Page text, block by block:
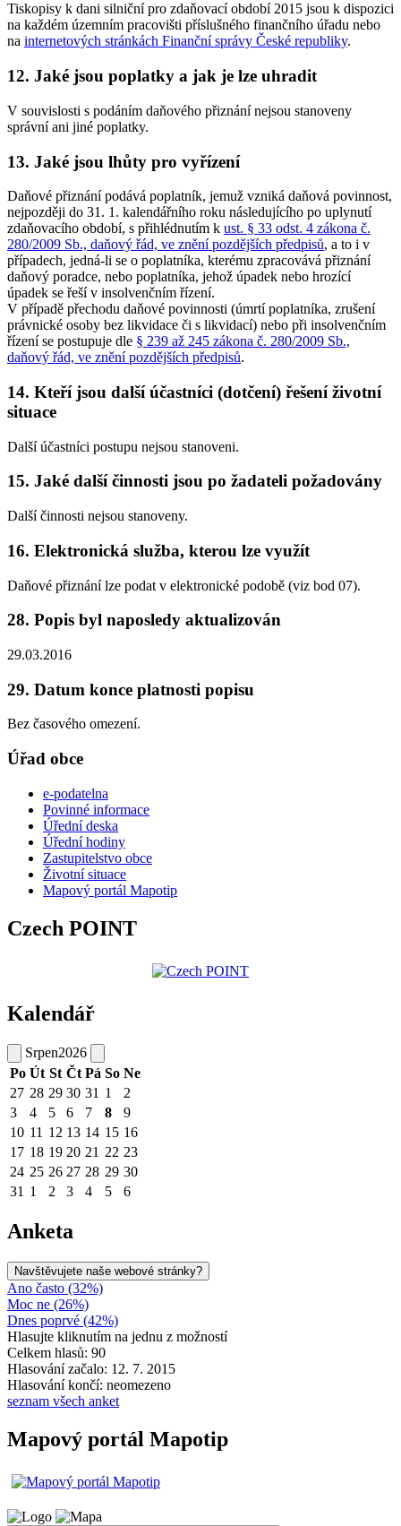
Tiskopisy k dani silniční pro zdaňovací období 2015 jsou k dispozici
na každém územním pracovišti příslušného finančního úřadu nebo
na internetových stránkách Finanční správy České republiky.
12. Jaké jsou poplatky a jak je lze uhradit
V souvislosti s podáním daňového přiznání nejsou stanoveny
správní ani jiné poplatky.
13. Jaké jsou lhůty pro vyřízení
Daňové přiznání podává poplatník, jemuž vzniká daňová povinnost,
nejpozději do 31. 1. kalendářního roku následujícího po uplynutí
zdaňovacího období, s přihlédnutím k ust. § 33 odst. 4 zákona č.
280/2009 Sb., daňový řád, ve znění pozdějších předpisů, a to i v
případech, jedná-li se o poplatníka, kterému zpracovává přiznání
daňový poradce, nebo poplatníka, jehož úpadek nebo hrozící
úpadek se řeší v insolvenčním řízení.
V případě přechodu daňové povinnosti (úmrtí poplatníka, zrušení
právnické osoby bez likvidace či s likvidací) nebo při insolvenčním
řízení se postupuje dle § 239 až 245 zákona č. 280/2009 Sb.,
daňový řád, ve znění pozdějších předpisů.
14. Kteří jsou další účastníci (dotčení) řešení životní
situace
Další účastníci postupu nejsou stanoveni.
15. Jaké další činnosti jsou po žadateli požadovány
Další činnosti nejsou stanoveny.
16. Elektronická služba, kterou lze využít
Daňové přiznání lze podat v elektronické podobě (viz bod 07).
28. Popis byl naposledy aktualizován
29.03.2016
29. Datum konce platnosti popisu
Bez časového omezení.
Úřad obce
e-podatelna
Povinné informace
Úřední deska
Úřední hodiny
Zastupitelstvo obce
Životní situace
Mapový portál Mapotip
Czech POINT
Kalendář
Srpen2026
Po Út St Čt Pá So Ne
27 28 29 30 31 1
2
3
4 5 6 7 8
9
10 11 12 13 14 15 16
17 18 19 20 21 22 23
24 25 26 27 28 29 30
31 1 2 3 4 5 6
Anketa
Navštěvujete naše webové stránky?
Ano často (32%)
Moc ne (26%)
Dnes poprvé (42%)
Hlasujte kliknutím na jednu z možností
Celkem hlasů: 90
Hlasování začalo: 12. 7. 2015
Hlasování končí: neomezeno
seznam všech anket
Mapový portál Mapotip